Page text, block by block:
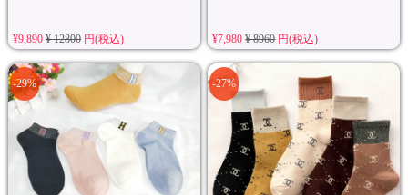
¥9,890 ¥ 12800円(税込) ¥7,980¥ 8960円(税込)
-29% -27%